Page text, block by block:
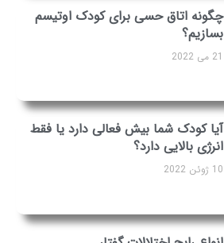
چگونه اتاق حسی برای کودک اوتیسم
بسازیم؟
21 می 2022
آیا کودک شما بیش فعالی دارد یا فقط
انرژی بالایی دارد؟
10 ژوئن 2022